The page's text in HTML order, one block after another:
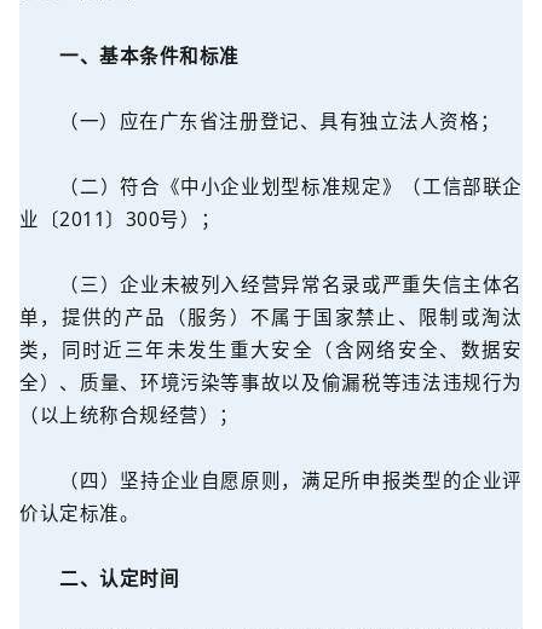
一、基本条件和标准
（一）应在广东省注册登记、具有独立法人资格；
（二）符合《中小企业划型标准规定》（工信部联企
业〔2011〕300号）；
（三）企业未被列入经营异常名录或严重失信主体名
单，提供的产品（服务）不属于国家禁止、限制或淘汰
类，同时近三年未发生重大安全（含网络安全、数据安
全）、质量、环境污染等事故以及偷漏税等违法违规行为
（以上统称合规经营）；
（四）坚持企业自愿原则，满足所申报类型的企业评
价认定标准。
二、认定时间